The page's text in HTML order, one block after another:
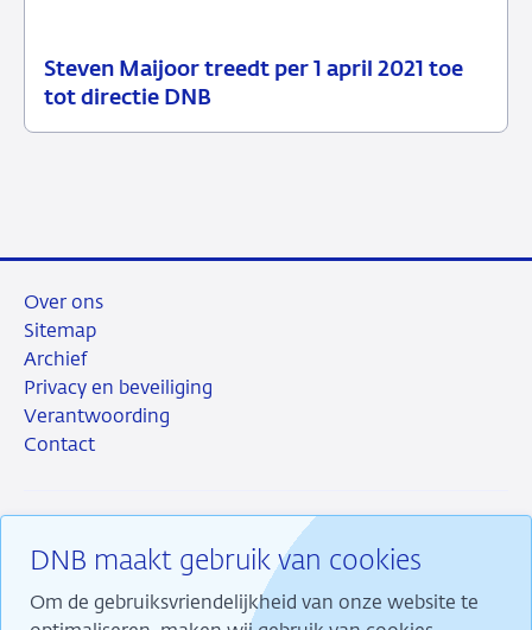
Steven Maijoor treedt per 1 april 2021 toe
tot directie DNB
19
Persbericht
DNB maakt gebruik van cookies
Om de gebruiksvriendelijkheid van onze website te
Over ons
Sitemap
Archief
Privacy en beveiliging
Verantwoording
Contact
RSS InstagramLinkedin
X